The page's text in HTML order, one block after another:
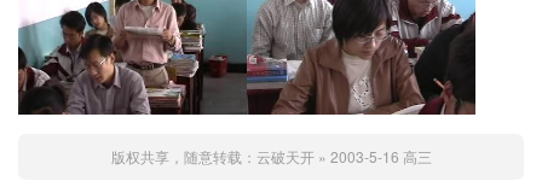
版权共享，随意转载： 云破天开» 2003-5-16 高三